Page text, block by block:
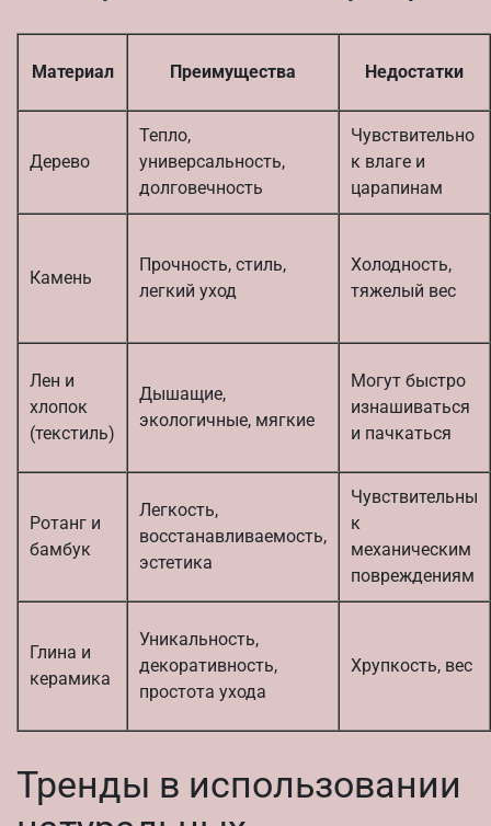
Материал Преимущества Недостатки
Дерево
Тепло,
универсальность,
долговечность
Чувствительно
к влаге и
царапинам
Камень
Прочность, стиль,
легкий уход
Холодность,
тяжелый вес
Лен и
хлопок
(текстиль)
Дышащие,
экологичные, мягкие
Могут быстро
изнашиваться
и пачкаться
Ротанг и
бамбук
Легкость,
восстанавливаемость,
эстетика
Чувствительны
к
механическим
повреждениям
Глина и
керамика
Уникальность,
декоративность,
простота ухода
Хрупкость, вес
Тренды в использовании